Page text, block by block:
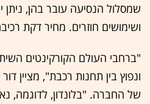
שמסלול הנסיעה עובר בהן, ניתן
ושימושים חוזרים. מחיר דקת
"ברחבי העולם הקורקינטים
ונפוץ בין תחנות רכבת", מציין
של החברה. "בלונדון, לדוגמה,